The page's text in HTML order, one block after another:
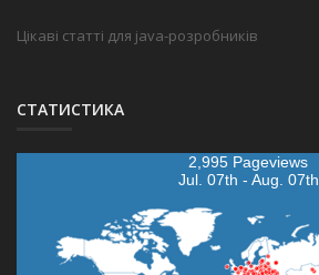
Цікаві статті для java-розробників
СТАТИСТИКА
2,995 Pageviews
Jul. 07th - Aug. 07th